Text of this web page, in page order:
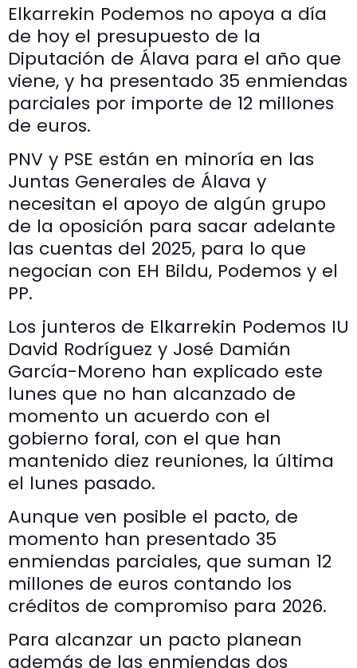
Elkarrekin Podemos no apoya a día
de hoy el presupuesto de la
Diputación de Álava para el año que
viene, y ha presentado 35 enmiendas
parciales por importe de 12 millones
de euros.
PNV y PSE están en minoría en las
Juntas Generales de Álava y
necesitan el apoyo de algún grupo
de la oposición para sacar adelante
las cuentas del 2025, para lo que
negocian con EH Bildu, Podemos y el
PP.
Los junteros de Elkarrekin Podemos IU
David Rodríguez y José Damián
García-Moreno han explicado este
lunes que no han alcanzado de
momento un acuerdo con el
gobierno foral, con el que han
mantenido diez reuniones, la última
el lunes pasado.
Aunque ven posible el pacto, de
momento han presentado 35
enmiendas parciales, que suman 12
millones de euros contando los
créditos de compromiso para 2026.
Para alcanzar un pacto planean
además de las enmiendas dos